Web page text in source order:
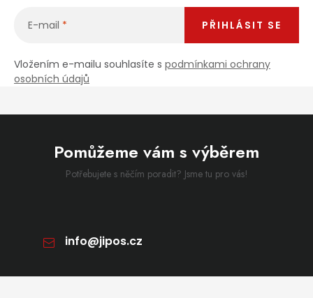
E-mail
Vložením e-mailu souhlasíte s podmínkami ochrany
osobních údajů
PŘIHLÁSIT SE
Pomůžeme vám s výběrem
Potřebujete s něčím poradit? Jsme tu pro vás!
info@jipos.cz
Zápatí